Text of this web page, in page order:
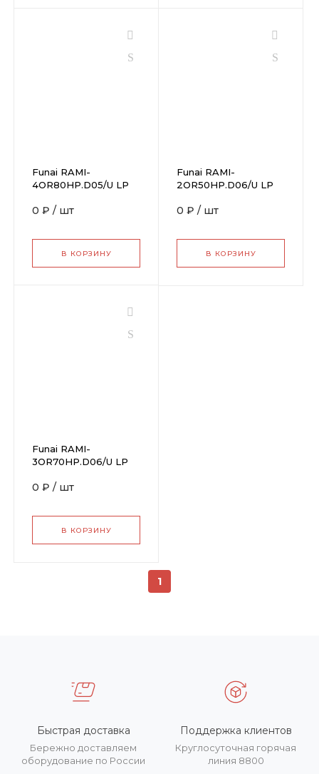
Funai RAMI-
4OR80HP.D05/U LP
0 ₽ / шт
В КОРЗИНУ
Funai RAMI-
2OR50HP.D06/U LP
0 ₽ / шт
В КОРЗИНУ
Funai RAMI-
3OR70HP.D06/U LP
0 ₽ / шт
В КОРЗИНУ
1
Быстрая доставка
Бережно доставляем
оборудование по России
Поддержка клиентов
Круглосуточная горячая
линия 8800